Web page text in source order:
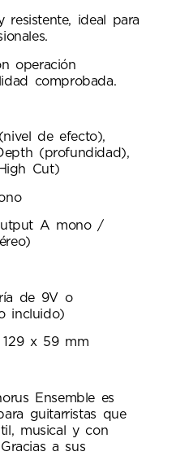
resistente, ideal para
operación
comprobada.
de efecto),
(profundidad),
Cut)
A mono /
de 9V o
incluido)
129 x 59 mm
Ensemble es
guitarristas que
musical y con
a sus